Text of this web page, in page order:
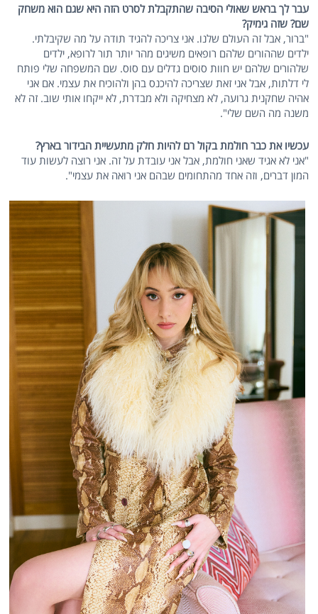
עבר לך בראש שאולי הסיבה שהתקבלת לסרט הזה היא שגם הוא משחק
שם? שזה גימיק?
"ברור, אבל זה העולם שלנו. אני צריכה להגיד תודה על מה שקיבלתי.
ילדים שההורים שלהם רופאים משיגים מהר יותר תור לרופא, ילדים
שלהורים שלהם יש חוות סוסים גדלים עם סוס. שם המשפחה שלי פותח
לי דלתות, אבל אני זאת שצריכה להיכנס בהן ולהוכיח את עצמי. אם אני
אהיה שחקנית גרועה, לא מצחיקה ולא מבדרת, לא ייקחו אותי שוב. זה לא
משנה מה השם שלי".
עכשיו את כבר חולמת בקול רם להיות חלק מתעשיית הבידור בארץ?
"אני לא אגיד שאני חולמת, אבל אני עובדת על זה. אני רוצה לעשות עוד
המון דברים, וזה אחד מהתחומים שבהם אני רואה את עצמי".